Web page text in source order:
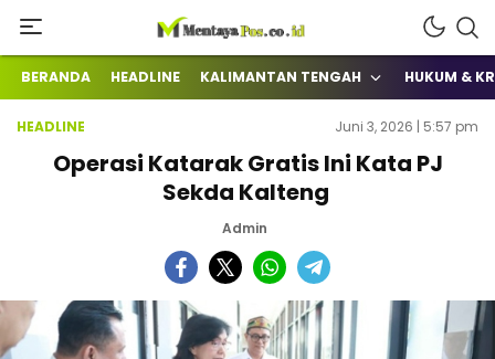
mentayapos.co.id
Terkini Mengabarkan
BERANDA HEADLINE KALIMANTAN TENGAH HUKUM &
HEADLINE Juni 3, 2026 | 5:57 pm
Operasi Katarak Gratis Ini Kata PJ
Sekda Kalteng
Admin